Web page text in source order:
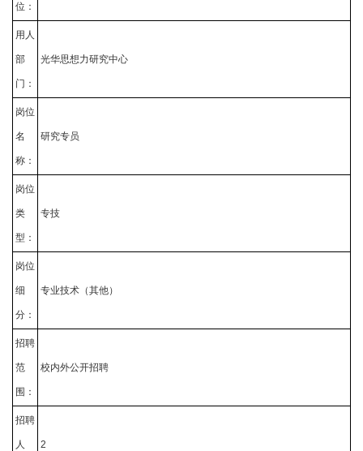
位：
用人
部
门：
光华思想力研究中心
岗位
名
称：
研究专员
岗位
类
型：
专技
岗位
细
分：
专业技术（其他）
招聘
范
围：
校内外公开招聘
招聘
人 2